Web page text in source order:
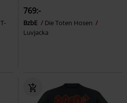
T-
769:-
BzbE
Die Toten Hosen
Luvjacka